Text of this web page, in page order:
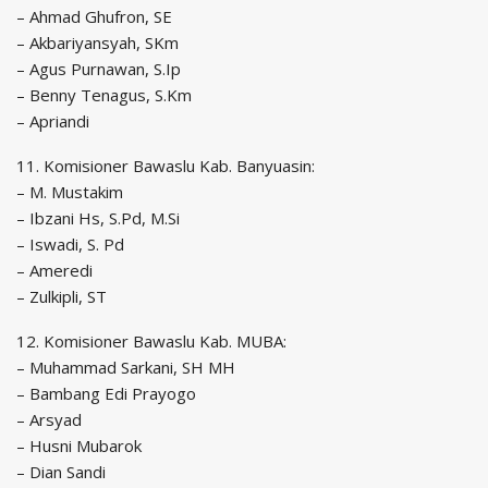
– Ahmad Ghufron, SE
– Akbariyansyah, SKm
– Agus Purnawan, S.Ip
– Benny Tenagus, S.Km
– Apriandi
11. Komisioner Bawaslu Kab. Banyuasin:
– M. Mustakim
– Ibzani Hs, S.Pd, M.Si
– Iswadi, S. Pd
– Ameredi
– Zulkipli, ST
12. Komisioner Bawaslu Kab. MUBA:
– Muhammad Sarkani, SH MH
– Bambang Edi Prayogo
– Arsyad
– Husni Mubarok
– Dian Sandi